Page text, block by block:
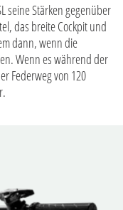
seine Stärken gegenüber
das breite Cockpit und
dann, wenn die
Wenn es während der
Federweg von 120